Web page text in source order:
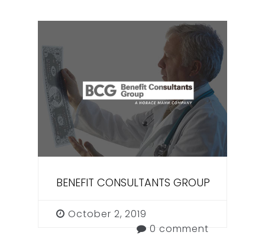
BENEFIT CONSULTANTS GROUP
October 2, 2019
0 comment